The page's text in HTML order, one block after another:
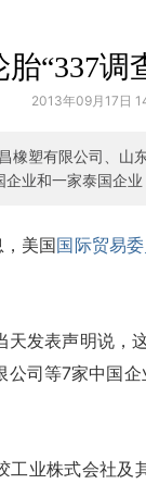
“337调
2013年09月17日
橡塑有限公司、山
业和一家泰国企业
美国国际贸易
发表声明说，
公司等7家中国
业株式会社及